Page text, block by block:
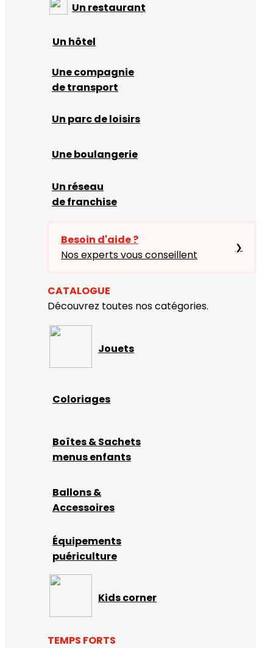
Un restaurant
Un hôtel
Une compagnie
de transport
Un parc de loisirs
Une boulangerie
Un réseau
de franchise
Besoin d'aide ?
Nos experts vous conseillent
❯
CATALOGUE
Découvrez toutes nos catégories.
Jouets
Coloriages
Boîtes & Sachets
menus enfants
Ballons &
Accessoires
Équipements
puériculture
Kids corner
TEMPS FORTS